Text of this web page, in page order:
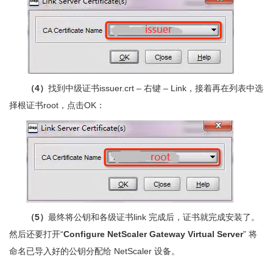
（4） 找到中级证书issuer.crt – 右键 – Link，接着再在列表中选
择根证书root，点击OK：
（5） 最终将公钥和各级证书link 完成后，证书就完成安装了。
然后还要打开“Configure NetScaler Gateway Virtual Server” 将
命名已导入好的公钥分配给 NetScaler 设备。